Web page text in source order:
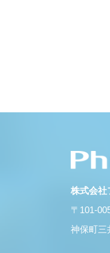
株式会
〒101-
神保町三